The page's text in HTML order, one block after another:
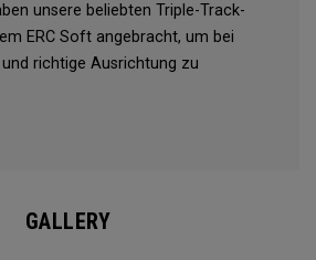
unsere beliebten Triple-Track-
ERC Soft angebracht, um bei
richtige Ausrichtung zu
GALLERY